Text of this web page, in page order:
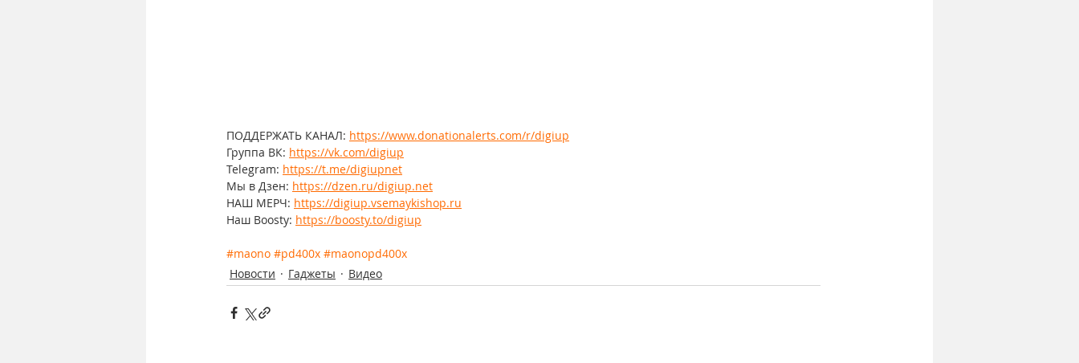
ПОДДЕРЖАТЬ КАНАЛ: https://www.donationalerts.com/r/digiup
Группа ВК: https://vk.com/digiup
Telegram: https://t.me/digiupnet
Мы в Дзен: https://dzen.ru/digiup.net
НАШ МЕРЧ: https://digiup.vsemaykishop.ru
Наш Boosty: https://boosty.to/digiup
#maono #pd400x #maonopd400x
Новости
Гаджеты Видео